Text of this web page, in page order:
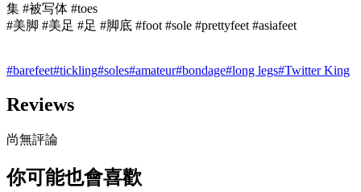
集 #被写体 #toes
#美脚 #美足 #足 #脚底 #foot #sole #prettyfeet #asiafeet
#barefeet#tickling#soles#amateur#bondage#long legs#Twitter King
Reviews
尚無評論
你可能也會喜歡